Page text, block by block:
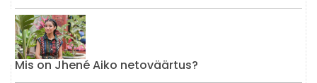
Mis on Jhené Aiko netoväärtus?